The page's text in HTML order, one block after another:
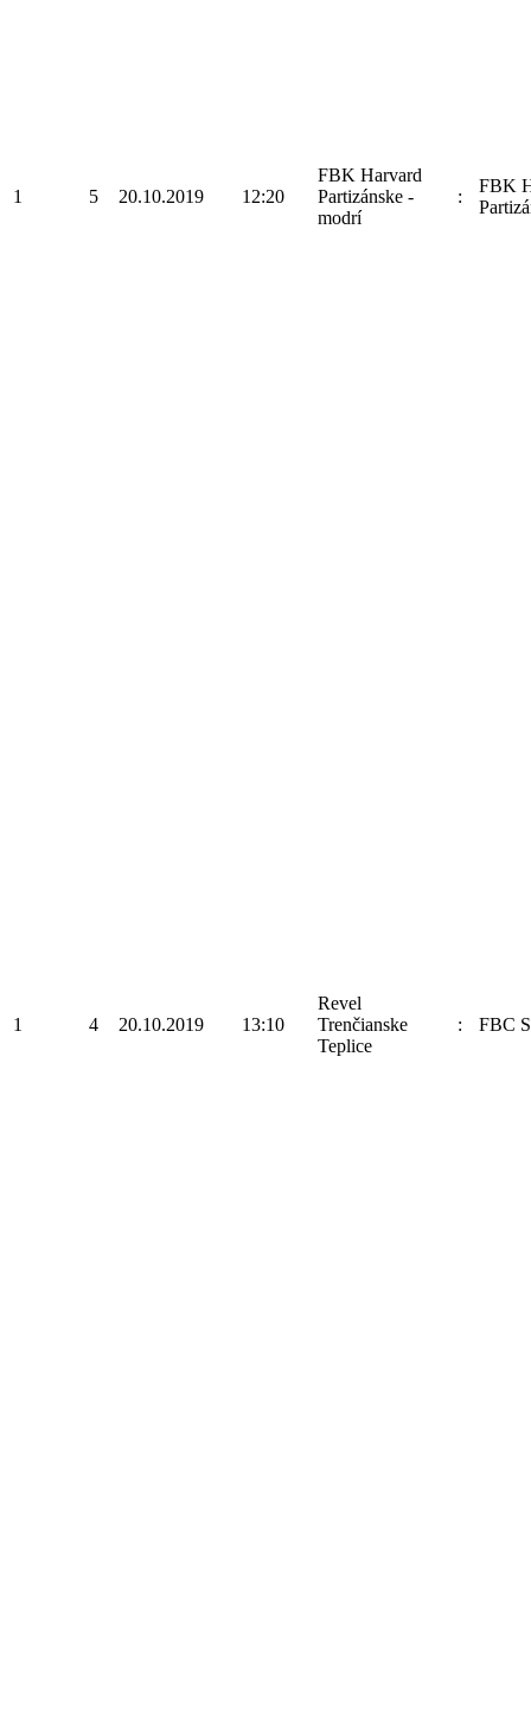
1 5 20.10.2019 12:20
FBK Harvard
Partizánske -
modrí
:
FBK
1 4 20.10.2019 13:10
Revel
Trenčianske
Teplice
: FBC